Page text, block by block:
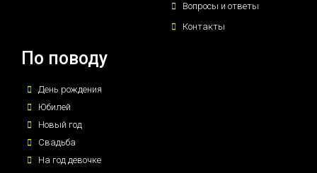
Вопросы и ответы
Контакты
По поводу
День рождения
Юбилей
Новый год
Свадьба
На год девочке